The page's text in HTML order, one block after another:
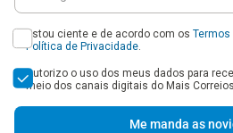
Estou ciente e de acordo com os Termos
Política de Privacidade.
Autorizo o uso dos meus dados para
meio dos canais digitais do Mais
Me manda as